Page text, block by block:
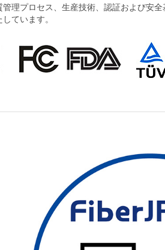
理プロセス、生産技術、認証および安
ています。